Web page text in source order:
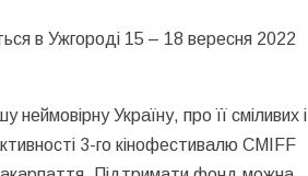
в Ужгороді 15 – 18 вересня 2022
Україну, про її сміливих і
3-го кінофестивалю CMIFF